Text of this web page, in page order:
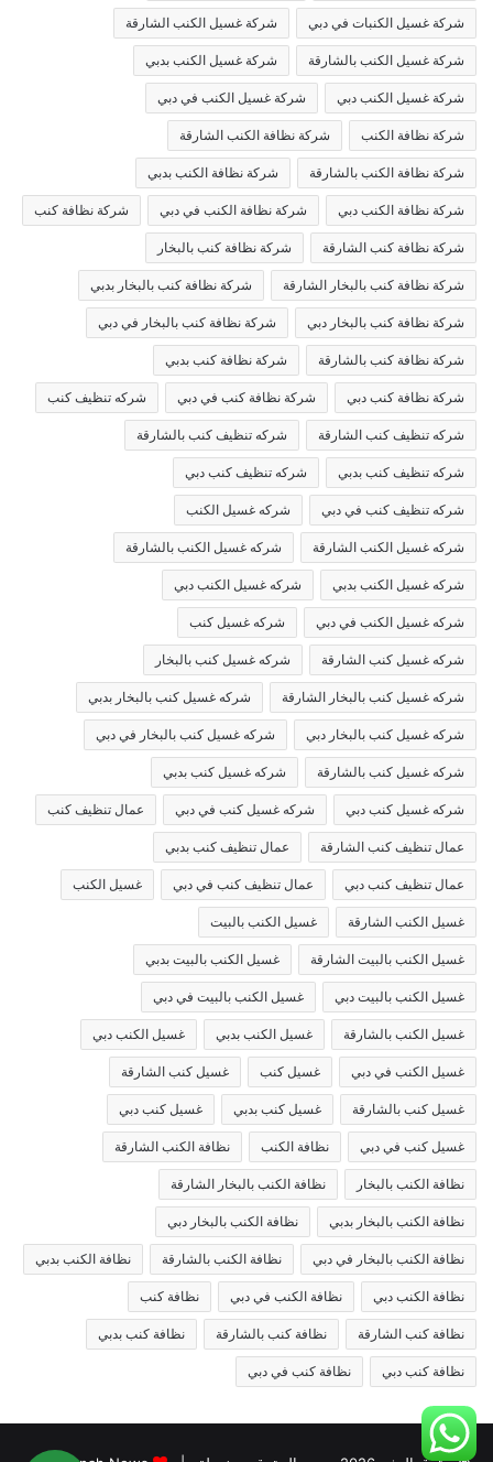
شركة غسيل الكنبات في دبي شركة غسيل الكنب الشارقة
شركة غسيل الكنب بالشارقة شركة غسيل الكنب بدبي
شركة غسيل الكنب دبي شركة غسيل الكنب في دبي
شركة نظافة الكنب شركة نظافة الكنب الشارقة
شركة نظافة الكنب بالشارقة شركة نظافة الكنب بدبي
شركة نظافة الكنب دبي شركة نظافة الكنب في دبي شركة نظافة كنب
شركة نظافة كنب الشارقة شركة نظافة كنب بالبخار
شركة نظافة كنب بالبخار الشارقة شركة نظافة كنب بالبخار بدبي
شركة نظافة كنب بالبخار دبي شركة نظافة كنب بالبخار في دبي
شركة نظافة كنب بالشارقة شركة نظافة كنب بدبي
شركة نظافة كنب دبي شركة نظافة كنب في دبي شركه تنظيف كنب
شركه تنظيف كنب الشارقة شركه تنظيف كنب بالشارقة
شركه تنظيف كنب بدبي شركه تنظيف كنب دبي
شركه تنظيف كنب في دبي شركه غسيل الكنب
شركه غسيل الكنب الشارقة شركه غسيل الكنب بالشارقة
شركه غسيل الكنب بدبي شركه غسيل الكنب دبي
شركه غسيل الكنب في دبي شركه غسيل كنب
شركه غسيل كنب الشارقة شركه غسيل كنب بالبخار
شركه غسيل كنب بالبخار الشارقة شركه غسيل كنب بالبخار بدبي
شركه غسيل كنب بالبخار دبي شركه غسيل كنب بالبخار في دبي
شركه غسيل كنب بالشارقة شركه غسيل كنب بدبي
شركه غسيل كنب دبي شركه غسيل كنب في دبي عمال تنظيف كنب
عمال تنظيف كنب الشارقة عمال تنظيف كنب بدبي
عمال تنظيف كنب دبي عمال تنظيف كنب في دبي غسيل الكنب
غسيل الكنب الشارقة غسيل الكنب بالبيت
غسيل الكنب بالبيت الشارقة غسيل الكنب بالبيت بدبي
غسيل الكنب بالبيت دبي غسيل الكنب بالبيت في دبي
غسيل الكنب بالشارقة غسيل الكنب بدبي غسيل الكنب دبي
غسيل الكنب في دبي غسيل كنب غسيل كنب الشارقة
غسيل كنب بالشارقة غسيل كنب بدبي غسيل كنب دبي
غسيل كنب في دبي نظافة الكنب نظافة الكنب الشارقة
نظافة الكنب بالبخار نظافة الكنب بالبخار الشارقة
نظافة الكنب بالبخار بدبي نظافة الكنب بالبخار دبي
نظافة الكنب بالبخار في دبي نظافة الكنب بالشارقة نظافة الكنب بدبي
نظافة الكنب دبي نظافة الكنب في دبي نظافة كنب
نظافة كنب الشارقة نظافة كنب بالشارقة نظافة كنب بدبي
نظافة كنب دبي نظافة كنب في دبي